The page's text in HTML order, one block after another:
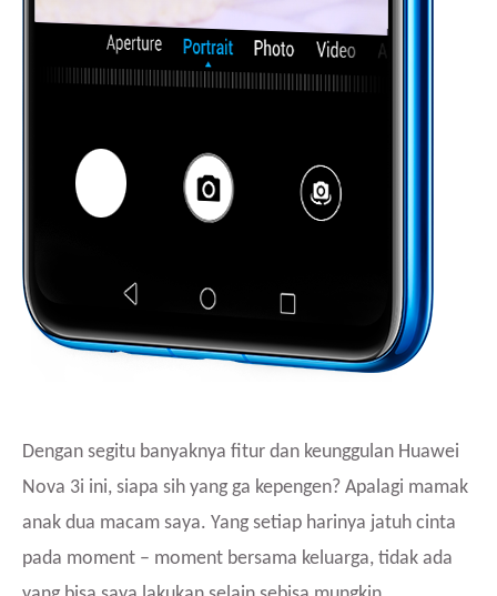
Dengan segitu banyaknya fitur dan keunggulan Huawei
Nova 3i ini, siapa sih yang ga kepengen? Apalagi mamak
anak dua macam saya. Yang setiap harinya jatuh cinta
pada moment – moment bersama keluarga, tidak ada